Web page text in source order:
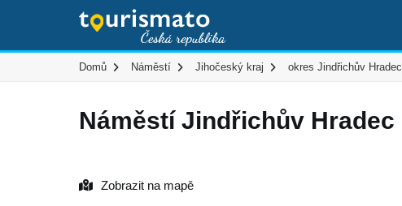
Domů Náměstí Jihočeský kraj okres Jindřichův Hradec
Náměstí Jindřichův Hradec
Zobrazit na mapě